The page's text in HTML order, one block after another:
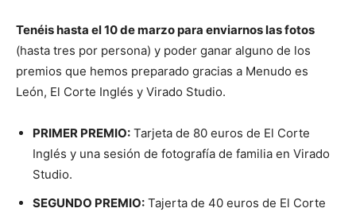
Tenéis hasta el 10 de marzo para enviarnos las fotos
(hasta tres por persona) y poder ganar alguno de los
premios que hemos preparado gracias a Menudo es
León, El Corte Inglés y Virado Studio.
PRIMER PREMIO: Tarjeta de 80 euros de El Corte
Inglés y una sesión de fotografía de familia en Virado
Studio.
SEGUNDO PREMIO: Tajerta de 40 euros de El Corte